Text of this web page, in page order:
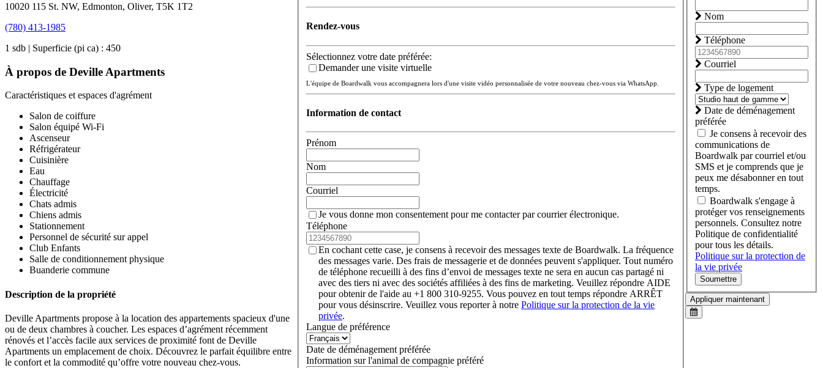
10020 115 St. NW, Edmonton, Oliver, T5K 1T2
(780) 413-1985
1 sdb | Superficie (pi ca) : 450
À propos de Deville Apartments
Caractéristiques et espaces d'agrément
Salon de coiffure
Salon équipé Wi-Fi
Ascenseur
Réfrigérateur
Cuisinière
Eau
Chauffage
Électricité
Chats admis
Chiens admis
Stationnement
Personnel de sécurité sur appel
Club Enfants
Salle de conditionnement physique
Buanderie commune
Description de la propriété
Deville Apartments propose à la location des appartements spacieux d'une
ou de deux chambres à coucher. Les espaces d’agrément récemment
rénovés et l’accès facile aux services de proximité font de Deville
Apartments un emplacement de choix. Découvrez le parfait équilibre entre
le confort et la commodité qu’offre votre nouveau chez-vous.
Rendez-vous
Sélectionnez votre date préférée:
Demander une visite virtuelle
L'équipe de Boardwalk vous accompagnera lors d'une visite vidéo personnalisée de votre nouveau chez-vous via WhatsApp.
Information de contact
Prénom
Nom
Courriel
Je vous donne mon consentement pour me contacter par courrier électronique.
Téléphone
En cochant cette case, je consens à recevoir des messages texte de Boardwalk. La fréquence
des messages varie. Des frais de messagerie et de données peuvent s'appliquer. Tout numéro
de téléphone recueilli à des fins d’envoi de messages texte ne sera en aucun cas partagé ni
avec des tiers ni avec des sociétés affiliées à des fins de marketing. Veuillez répondre AIDE
pour obtenir de l'aide au +1 800 310-9255. Vous pouvez en tout temps répondre ARRÊT
pour vous désinscrire. Veuillez vous reporter à notrePolitique sur la protection de la vie
privée.
Langue de préférence
Date de déménagement préférée
Information sur l'animal de compagnie préféré
Nom
Téléphone
Courriel
Type de logement
Date de déménagement
préférée
Je consens à recevoir des
communications de
Boardwalk par courriel et/ou
SMS et je comprends que je
peux me désabonner en tout
temps.
Boardwalk s'engage à
protéger vos renseignements
personnels. Consultez notre
Politique de confidentialité
pour tous les détails.
Politique sur la protection de
la vie privée
Soumettre
Appliquer maintenant